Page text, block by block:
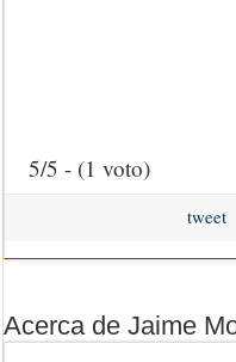
5/5 - (1 voto)
tweet
Acerca de Jaime